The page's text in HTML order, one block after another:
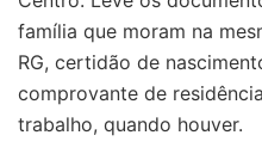
família que moram na
RG, certidão de
comprovante de
trabalho, quando houver.